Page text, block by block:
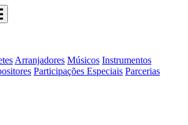
Arranjadores Músicos Instrumentos
Participações Especiais Parcerias